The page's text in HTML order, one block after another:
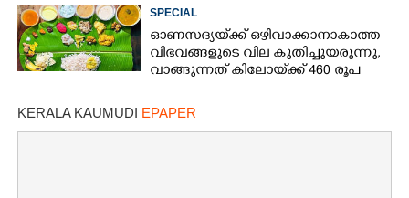
SPECIAL
ഓണസദ്യയ്‌ക്ക് ഒഴിവാക്കാനാകാത്ത
വിഭവങ്ങളുടെ വില കുതിച്ചുയരുന്നു,
വാങ്ങുന്നത് കിലോയ്‌ക്ക് 460 രൂപ
KERALA KAUMUDI EPAPER